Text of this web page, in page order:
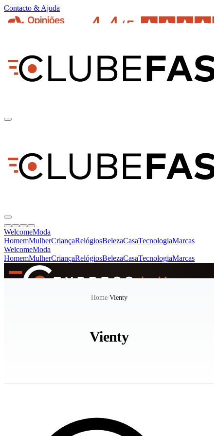
Contacto & Ajuda
WelcomeModa
HomemMulherCriançaRelógiosBelezaCasaTecnologiaMarcas
WelcomeModa
HomemMulherCriançaRelógiosBelezaCasaTecnologiaMarcas
Home/Vienty
Vienty